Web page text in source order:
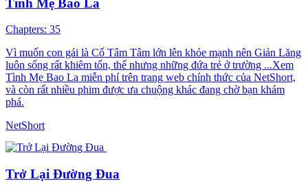
Chapters: 35
Vì muốn con gái là Cố Tâm Tâm lớn lên khỏe mạnh nên Giản Lăng
luôn sống rất khiêm tốn, thế nhưng những đứa trẻ ở trường ...Xem
Tình Mẹ Bao La miễn phí trên trang web chính thức của NetShort,
và còn rất nhiều phim được ưa chuộng khác đang chờ bạn khám
phá.
NetShort
Trở Lại Đường Đua